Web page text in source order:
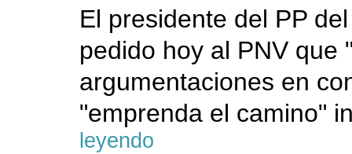
El presidente del PP
pedido hoy al PNV que
argumentaciones en
"emprenda el camino"
leyendo